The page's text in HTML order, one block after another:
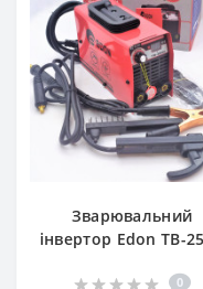
Зварювальний
інвертор Edon TB-
0